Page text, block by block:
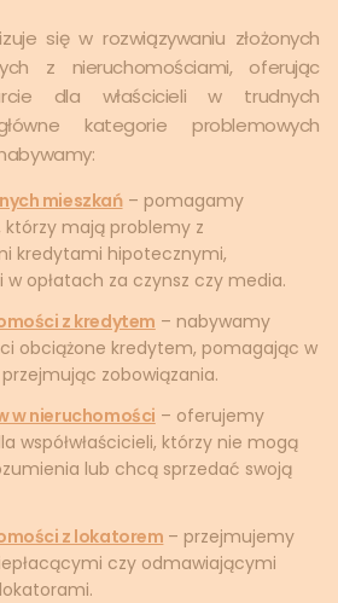
się w rozwiązywaniu złożonych
z nieruchomościami, oferując
dla właścicieli w trudnych
kategorie problemowych
mieszkań– pomagamy
którzy mają problemy z
kredytami hipotecznymi,
w opłatach za czynsz czy media.
z kredytem – nabywamy
obciążone kredytem, pomagając w
przejmując zobowiązania.
w nieruchomości – oferujemy
współwłaścicieli, którzy nie mogą
lub chcą sprzedać swoją
z lokatorem – przejmujemy
czy odmawiającymi